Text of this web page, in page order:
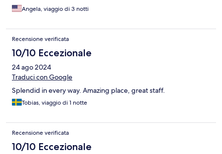
Angela, viaggio di 3 notti
Recensione verificata
10/10 Eccezionale
24 ago 2024
Traduci con Google
Splendid in every way. Amazing place, great staff.
Tobias, viaggio di 1 notte
Recensione verificata
10/10 Eccezionale